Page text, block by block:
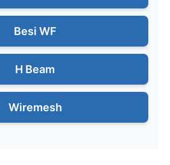
Besi WF
H Beam
Wiremesh